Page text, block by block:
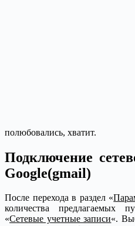
полюбовались, хватит.
Подключение
Google(gmail)
После перехода в раздел «
количества предлагаемых
«Сетевые учетные записи«.